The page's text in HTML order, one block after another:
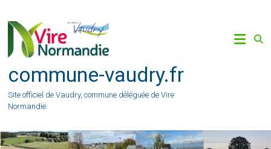
content
commune-vaudry.fr
Site officiel de Vaudry, commune déléguée de Vire
Normandie.